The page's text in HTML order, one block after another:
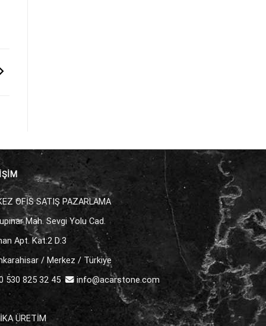
OFİS SATIŞ PAZARLAMA
Mah. Sevgi Yolu Cad.
Apt. Kat:2 D:3
/ Merkez / Türkiye
530 825 32 45
info@acarstone.com
ÜRETİM